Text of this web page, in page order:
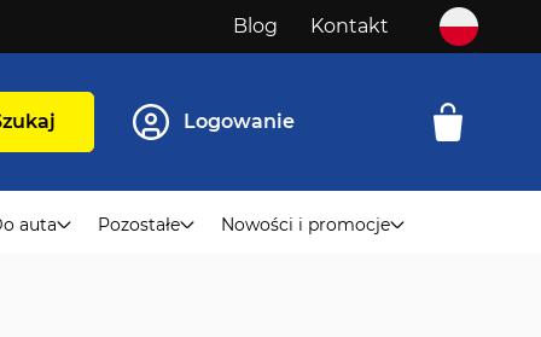
Blog Kontakt
Logowanie
auta Pozostałe Nowości i promocje